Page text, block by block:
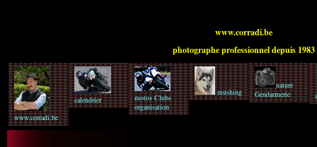
www.corradi.be
photographe professionnel depuis 1983
www.corradi.be
calendrier
motos Clubs
organisation
mushing
nature
Gendarmerie